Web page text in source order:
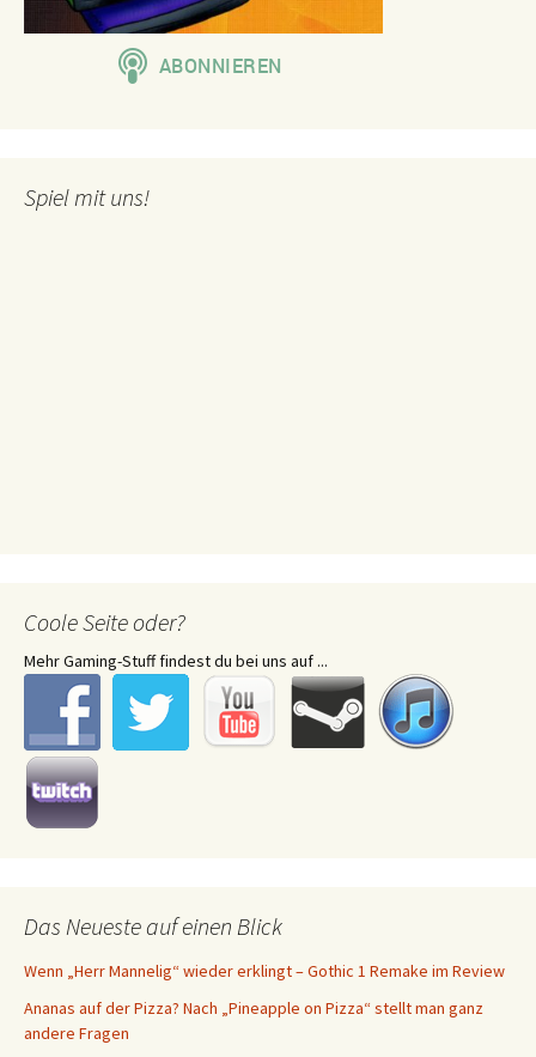
Spiel mit uns!
Coole Seite oder?
Mehr Gaming-Stuff findest du bei uns auf ...
Das Neueste auf einen Blick
Wenn „Herr Mannelig“ wieder erklingt – Gothic 1 Remake im Review
Ananas auf der Pizza? Nach „Pineapple on Pizza“ stellt man ganz
andere Fragen